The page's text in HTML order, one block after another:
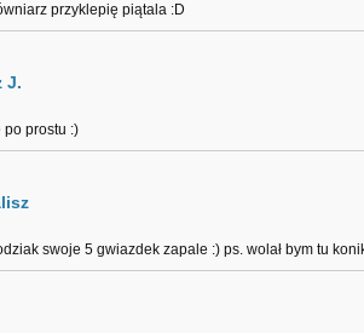
przyklepię piątala :D
J.
po prostu :)
swoje 5 gwiazdek zapale :) ps. wolał bym tu